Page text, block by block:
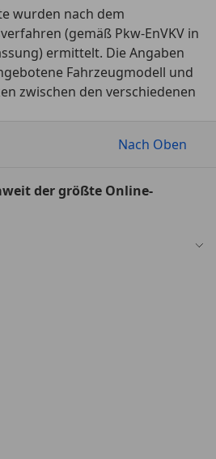
wurden nach dem
(gemäß Pkw-EnVKV in
ermittelt. Die Angaben
Fahrzeugmodell und
zwischen den verschiedenen
Nach Oben
der größte Online-